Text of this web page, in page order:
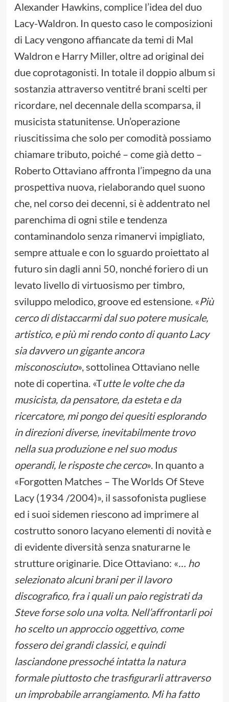
Alexander Hawkins, complice l’idea del duo
Lacy-Waldron. In questo caso le composizioni
di Lacy vengono affiancate da temi di Mal
Waldron e Harry Miller, oltre ad original dei
due coprotagonisti. In totale il doppio album si
sostanzia attraverso ventitré brani scelti per
ricordare, nel decennale della scomparsa, il
musicista statunitense. Un’operazione
riuscitissima che solo per comodità possiamo
chiamare tributo, poiché – come già detto –
Roberto Ottaviano affronta l’impegno da una
prospettiva nuova, rielaborando quel suono
che, nel corso dei decenni, si è addentrato nel
parenchima di ogni stile e tendenza
contaminandolo senza rimanervi impigliato,
sempre attuale e con lo sguardo proiettato al
futuro sin dagli anni 50, nonché foriero di un
levato livello di virtuosismo per timbro,
sviluppo melodico, groove ed estensione. «Più
cerco di distaccarmi dal suo potere musicale,
artistico, e più mi rendo conto di quanto Lacy
sia davvero un gigante ancora
misconosciuto», sottolinea Ottaviano nelle
note di copertina. «Tutte le volte che da
musicista, da pensatore, da esteta e da
ricercatore, mi pongo dei quesiti esplorando
in direzioni diverse, inevitabilmente trovo
nella sua produzione e nel suo modus
operandi, le risposte che cerco». In quanto a
«Forgotten Matches – The Worlds Of Steve
Lacy (1934 /2004)», il sassofonista pugliese
ed i suoi sidemen riescono ad imprimere al
costrutto sonoro lacyano elementi di novità e
di evidente diversità senza snaturarne le
strutture originarie. Dice Ottaviano: «… ho
selezionato alcuni brani per il lavoro
discografico, fra i quali un paio registrati da
Steve forse solo una volta. Nell’affrontarli poi
ho scelto un approccio oggettivo, come
fossero dei grandi classici, e quindi
lasciandone pressoché intatta la natura
formale piuttosto che trasfigurarli attraverso
un improbabile arrangiamento. Mi ha fatto